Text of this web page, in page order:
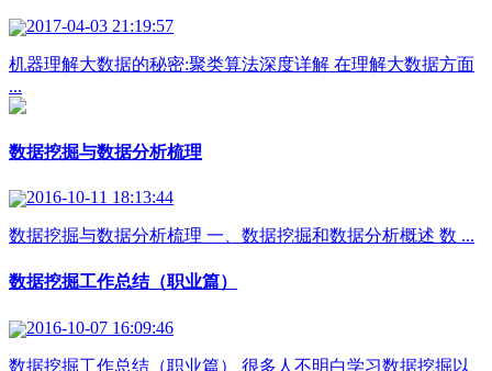
2017-04-03 21:19:57
机器理解大数据的秘密:聚类算法深度详解 在理解大数据方面
...
数据挖掘与数据分析梳理
2016-10-11 18:13:44
数据挖掘与数据分析梳理 一、数据挖掘和数据分析概述 数 ...
数据挖掘工作总结（职业篇）
2016-10-07 16:09:46
数据挖掘工作总结（职业篇） 很多人不明白学习数据挖掘以